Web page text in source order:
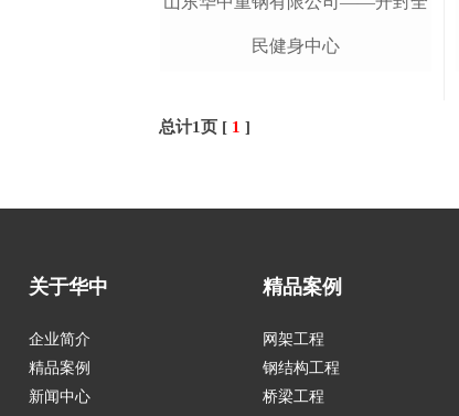
民健身中心
总计1页 [ 1 ]
关于华中
企业简介
精品案例
新闻中心
精品案例
网架工程
钢结构工程
桥梁工程